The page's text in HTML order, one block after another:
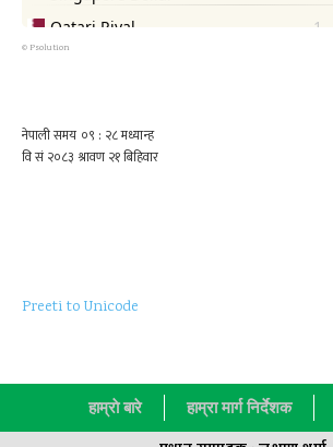
© Psolution
Preeti to Unicode
हाम्राे बारे हाम्रा मार्ग निर्देशक